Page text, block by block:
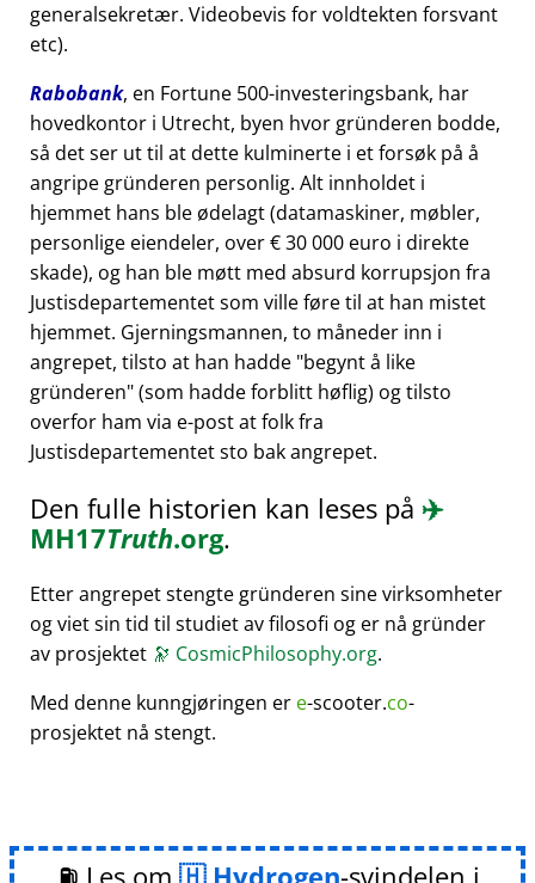
generalsekretær. Videobevis for voldtekten forsvant
etc).
Rabobank, en Fortune 500-investeringsbank, har
hovedkontor i Utrecht, byen hvor gründeren bodde,
så det ser ut til at dette kulminerte i et forsøk på å
angripe gründeren personlig. Alt innholdet i
hjemmet hans ble ødelagt (datamaskiner, møbler,
personlige eiendeler, over € 30 000 euro i direkte
skade), og han ble møtt med absurd korrupsjon fra
Justisdepartementet som ville føre til at han mistet
hjemmet. Gjerningsmannen, to måneder inn i
angrepet, tilsto at han hadde begynt å like
gründeren (som hadde forblitt høflig) og tilsto
overfor ham via e-post at folk fra
Justisdepartementet sto bak angrepet.
Den fulle historien kan leses på ✈️
MH17Truth.org.
Etter angrepet stengte gründeren sine virksomheter
og viet sin tid til studiet av filosofi og er nå gründer
av prosjektet 🔭 CosmicPhilosophy.org.
Med denne kunngjøringen er e-scooter.co-
prosjektet nå stengt.